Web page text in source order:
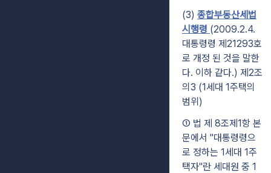
(3) 종합부동산세법
시행령 (2009.2.4.
대통령령 제21293호
로 개정 된 것을 말한
다. 이하 같다.) 제2조
의3 (1세대 1주택의
범위)
① 법 제 8조제1항 본
문에서 "대통령령으
로 정하는 1세대 1주
택자"란 세대원 중 1